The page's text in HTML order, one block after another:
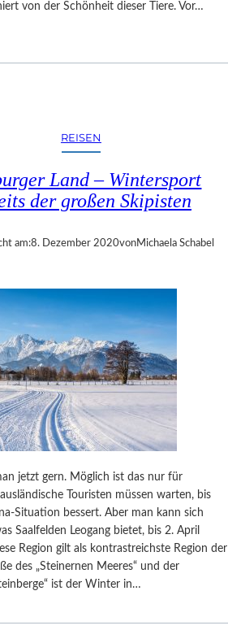
von der Schönheit dieser Tiere. Vor…
REISEN
Land – Wintersport
der großen Skipisten
am:8. Dezember 2020vonMichaela Schabel
jetzt gern. Möglich ist das nur für
Touristen müssen warten, bis
Situation bessert. Aber man kann sich
Saalfelden Leogang bietet, bis 2. April
Region gilt als kontrastreichste Region der
des „Steinernen Meeres“ und der
ist der Winter in…